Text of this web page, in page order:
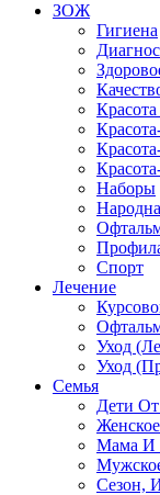
ЗОЖ
Гигиена
Наборы
Спорт
Лечение
Уход
Уход
Семья
Дети
Мама
Сезон,